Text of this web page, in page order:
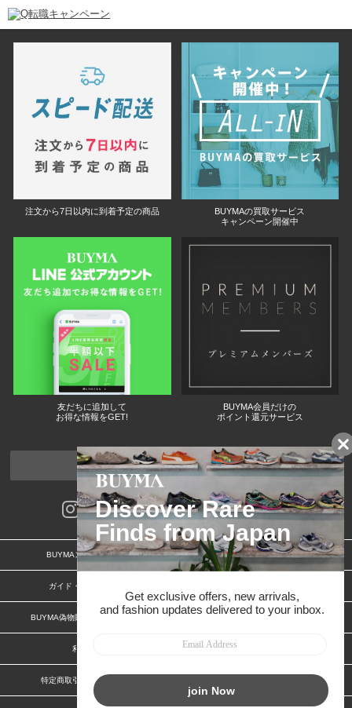
注文から7日以内に到着予定の商品
BUYMAの買取サービス
キャンペーン開催中
友だちに追加して
お得な情報をGET!
BUYMA会員だけの
ポイント還元サービス
ページトップへ
BUYMAスタートガイド 安心への取り組み
ガイド・お問い合わせ
BUYMA偽物販売防止の取り組み BUYMA CARD
利用規約
特定商取引法に関する表記